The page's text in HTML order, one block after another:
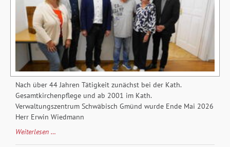
Juni
2026
Nach über 44 Jahren Tätigkeit zunächst bei der Kath.
Gesamtkirchenpflege und ab 2001 im Kath.
Verwaltungszentrum Schwäbisch Gmünd wurde Ende Mai 2026
Herr Erwin Wiedmann
Weiterlesen …Verabschiedung